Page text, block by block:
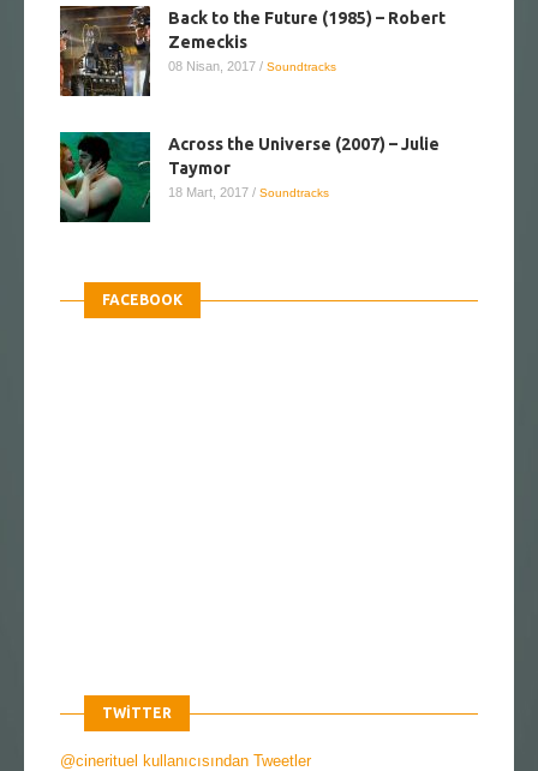
Back to the Future (1985) – Robert
Zemeckis
08 Nisan, 2017 / Soundtracks
Across the Universe (2007) – Julie
Taymor
18 Mart, 2017 / Soundtracks
FACEBOOK
TWITTER
@cinerituel kullanıcısından Tweetler